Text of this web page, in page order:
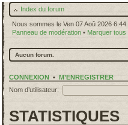
Index du forum
Nous sommes le Ven 07 Aoû 2026 6:44
Panneau de modération • Marquer
Aucun forum.
CONNEXION • M’ENREGISTRER
Nom d’utilisateur:
STATISTIQUES